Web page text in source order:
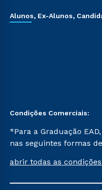
Alunos, Ex-Alunos,
Condições Comerciais:
*Para a Graduação
nas seguintes formas
Já para as demais, a
abrir todas as